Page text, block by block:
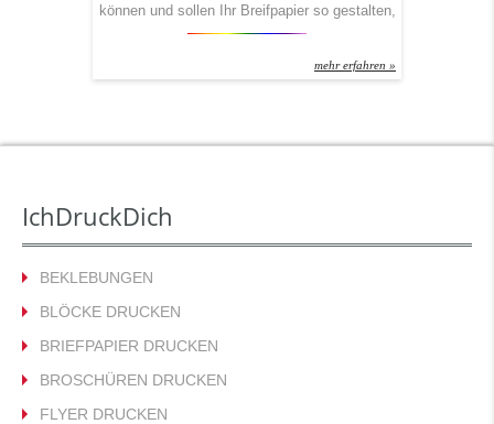
können und sollen Ihr Breifpapier so gestalten,
wie es perfekt zu Ihnen passt. Dennoch teilt
macht doch einen Unterschied, ob Sie
Druck, nicht abfallend, einseitig und mit 80-
mehr erfahren »
IchDruckDich
BEKLEBUNGEN
BLÖCKE DRUCKEN
BRIEFPAPIER DRUCKEN
BROSCHÜREN DRUCKEN
FLYER DRUCKEN